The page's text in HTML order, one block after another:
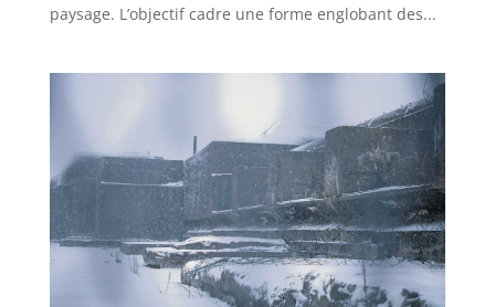
paysage. L’objectif cadre une forme englobant des...